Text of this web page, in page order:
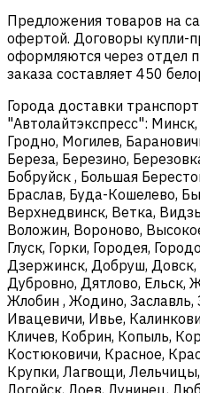
Предложения товаров на
офертой. Договоры купли-
оформляются через отдел
заказа составляет 450
Города доставки
"Автолайтэкспресс":
Гродно, Могилев,
Береза, Березино,
Бобруйск , Большая
Браслав, Буда-Кошелево,
Верхнедвинск, Ветка,
Воложин, Вороново,
Глуск, Горки, Городея,
Дзержинск, Добруш,
Дубровно, Дятлово, Ельск,
Жлобин , Жодино, Заславль,
Ивацевичи, Ивье,
Кличев, Кобрин, Копыль,
Костюковичи, Красное,
Крупки, Лагвощи,
Логойск, Лоев, Лунинец,